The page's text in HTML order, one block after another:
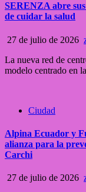
SERENZA abre
de cuidar la salud
27 de julio de 2026
La nueva red de
modelo centrado en
Ciudad
Alpina Ecuador y
alianza para la
Carchi
27 de julio de 2026